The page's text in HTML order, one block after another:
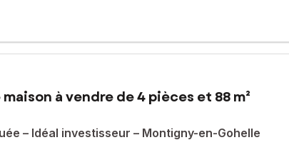
à vendre de 4 pièces et 88 m²
– Idéal investisseur – Montigny-en-Gohelle
de Montigny-en-Gohelle, cette maison de ville